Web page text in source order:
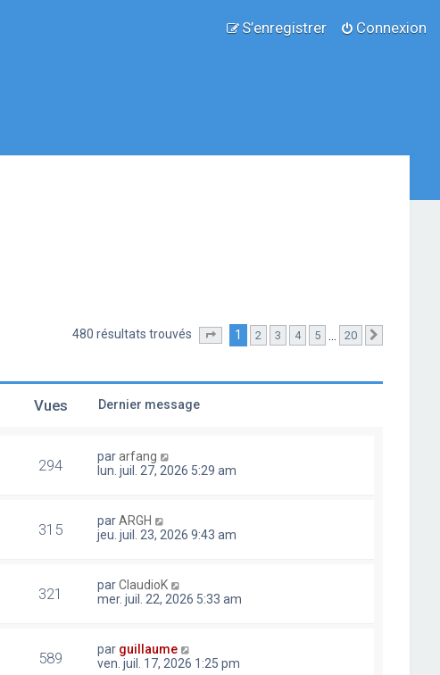
Connexion
S’enregistrer
480 résultats trouvés Page sur 20
1 2 3 4 5 20
Vues Dernier message
294 pararfang
lun. juil. 27, 2026 5:29 am
315 parARGH
jeu. juil. 23, 2026 9:43 am
321 parClaudioK
mer. juil. 22, 2026 5:33 am
589 par guillaume
ven. juil. 17, 2026 1:25 pm